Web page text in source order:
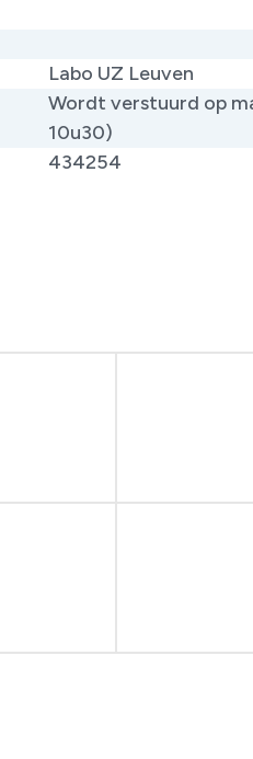
Labo UZ Leuven
Wordt verstuurd op
10u30)
434254